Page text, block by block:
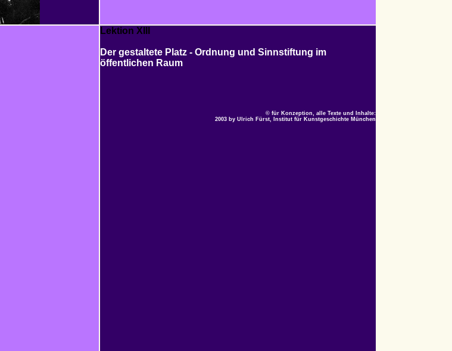
Lektion XIII
Der gestaltete Platz - Ordnung und Sinnstiftung im
öffentlichen Raum
© für Konzeption, alle Texte und Inhalte:
2003 by Ulrich Fürst, Institut für Kunstgeschichte München